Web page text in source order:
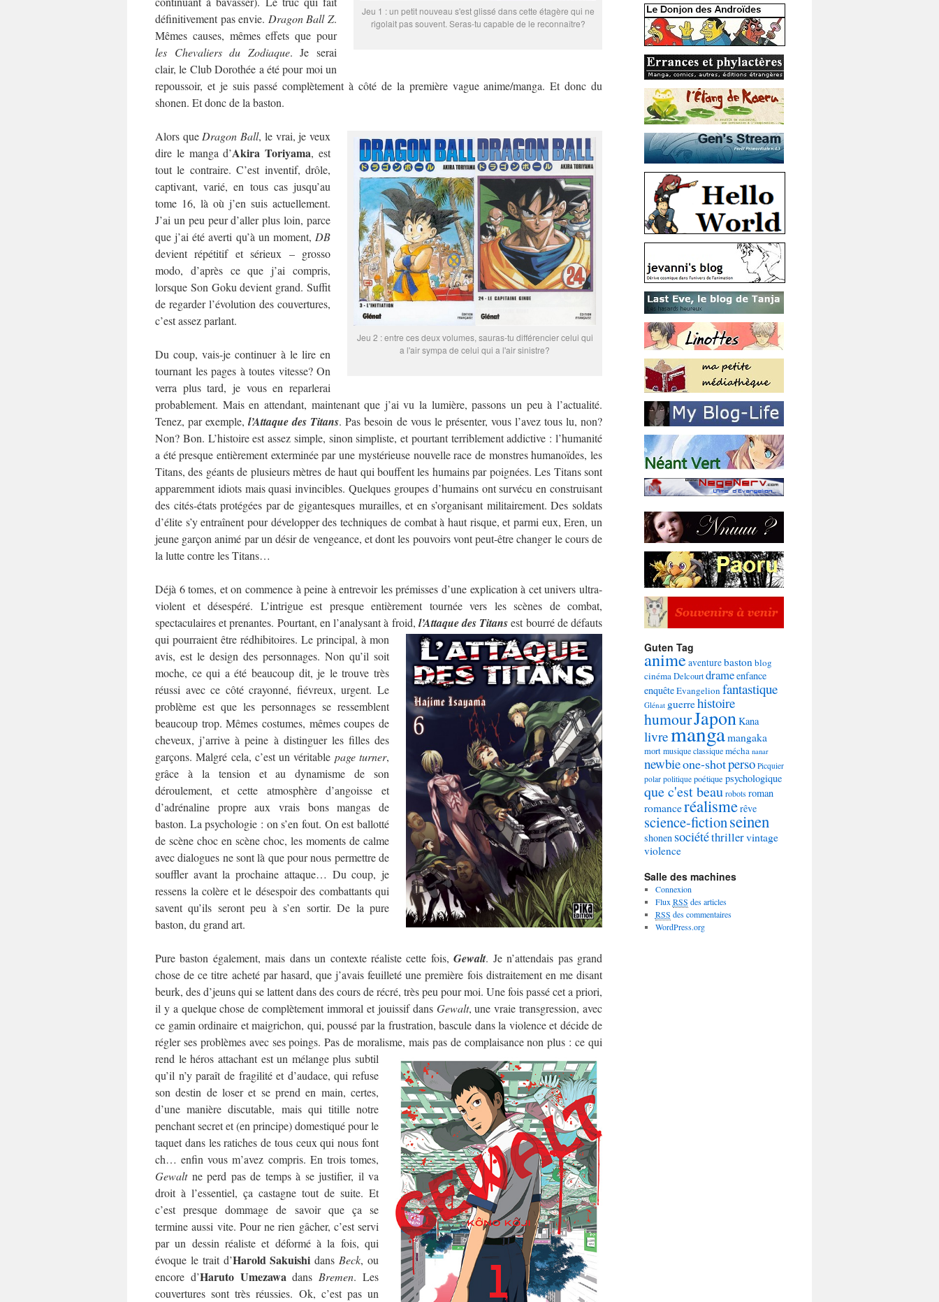
Jeu 1 : un petit nouveau s'est glissé dans cette étagère qui ne
rigolait pas souvent. Seras-tu capable de le reconnaître?
définitivement pas envie. Dragon Ball Z.
Mêmes causes, mêmes effets que pour
les Chevaliers du Zodiaque. Je serai
clair, le Club Dorothée a été pour moi un
repoussoir, et je suis passé complètement à côté de la première vague anime/manga. Et donc du
shonen. Et donc de la baston.
Jeu 2 : entre ces deux volumes, sauras-tu différencier celui qui
a l'air sympa de celui qui a l'air sinistre?
Alors que Dragon Ball, le vrai, je veux
dire le manga d’Akira Toriyama, est
tout le contraire. C’est inventif, drôle,
captivant, varié, en tous cas jusqu’au
tome 16, là où j’en suis actuellement.
J’ai un peu peur d’aller plus loin, parce
que j’ai été averti qu’à un moment, DB
devient répétitif et sérieux – grosso
modo, d’après ce que j’ai compris,
lorsque Son Goku devient grand. Suffit
de regarder l’évolution des couvertures,
c’est assez parlant.
Du coup, vais-je continuer à le lire en
tournant les pages à toutes vitesse? On
verra plus tard, je vous en reparlerai
probablement. Mais en attendant, maintenant que j’ai vu la lumière, passons un peu à l’actualité.
Tenez, par exemple,l’Attaque des Titans. Pas besoin de vous le présenter, vous l’avez tous lu, non?
Non? Bon. L’histoire est assez simple, sinon simpliste, et pourtant terriblement addictive : l’humanité
a été presque entièrement exterminée par une mystérieuse nouvelle race de monstres humanoïdes, les
Titans, des géants de plusieurs mètres de haut qui bouffent les humains par poignées. Les Titans sont
apparemment idiots mais quasi invincibles. Quelques groupes d’humains ont survécu en construisant
des cités-états protégées par de gigantesques murailles, et en s’organisant militairement. Des soldats
d’élite s’y entraînent pour développer des techniques de combat à haut risque, et parmi eux, Eren, un
jeune garçon animé par un désir de vengeance, et dont les pouvoirs vont peut-être changer le cours de
la lutte contre les Titans…
Déjà 6 tomes, et on commence à peine à entrevoir les prémisses d’une explication à cet univers ultra-
violent et désespéré. L’intrigue est presque entièrement tournée vers les scènes de combat,
spectaculaires et prenantes. Pourtant, en l’analysant à froid, l’Attaque des Titansest bourré de défauts
qui pourraient être rédhibitoires. Le principal, à mon
avis, est le design des personnages. Non qu’il soit
moche, ce qui a été beaucoup dit, je le trouve très
réussi avec ce côté crayonné, fiévreux, urgent. Le
problème est que les personnages se ressemblent
beaucoup trop. Mêmes costumes, mêmes coupes de
cheveux, j’arrive à peine à distinguer les filles des
garçons. Malgré cela, c’est un véritable page turner,
grâce à la tension et au dynamisme de son
déroulement, et cette atmosphère d’angoisse et
d’adrénaline propre aux vrais bons mangas de
baston. La psychologie : on s’en fout. On est ballotté
de scène choc en scène choc, les moments de calme
avec dialogues ne sont là que pour nous permettre de
souffler avant la prochaine attaque… Du coup, je
ressens la colère et le désespoir des combattants qui
savent qu’ils seront peu à s’en sortir. De la pure
baston, du grand art.
Pure baston également, mais dans un contexte réaliste cette fois,Gewalt. Je n’attendais pas grand
chose de ce titre acheté par hasard, que j’avais feuilleté une première fois distraitement en me disant
beurk, des d’jeuns qui se lattent dans des cours de récré, très peu pour moi. Une fois passé cet a priori,
il y a quelque chose de complètement immoral et jouissif dans Gewalt, une vraie transgression, avec
ce gamin ordinaire et maigrichon, qui, poussé par la frustration, bascule dans la violence et décide de
régler ses problèmes avec ses poings. Pas de moralisme, mais pas de complaisance non plus :ce qui
rend le héros attachant est un mélange plus subtil
qu’il n’y paraît de fragilité et d’audace, qui refuse
son destin de loser et se prend en main, certes,
d’une manière discutable, mais qui titille notre
penchant secret et (en principe) domestiqué pour le
taquet dans les ratiches de tous ceux qui nous font
ch… enfin vous m’avez compris. En trois tomes,
Gewaltne perd pas de temps à se justifier, il va
droit à l’essentiel, ça castagne tout de suite. Et
c’est presque dommage de savoir que ça se
termine aussi vite. Pour ne rien gâcher, c’est servi
par un dessin réaliste et déformé à la fois, qui
évoque le trait d’Harold Sakuishi dans Beck, ou
encore d’Haruto Umezawa dans Bremen. Les
couvertures sont très réussies. Ok, c’est pas un
Guten Tag
animeaventurebaston blog
cinémaDelcourtdrameenfance
enquêteEvangelion fantastique
Glénat guerrehistoire
humourJapon Kana
livremangamangaka
mortmusique classiquemécha nanar
newbieone-shotperso Picquier
polar politique poétique psychologique
que c'est beaurobotsroman
romanceréalismerêve
science-fictionseinen
shonen sociététhrillervintage
violence
Salle des machines
Connexion
Flux RSS des articles
RSS des commentaires
WordPress.org